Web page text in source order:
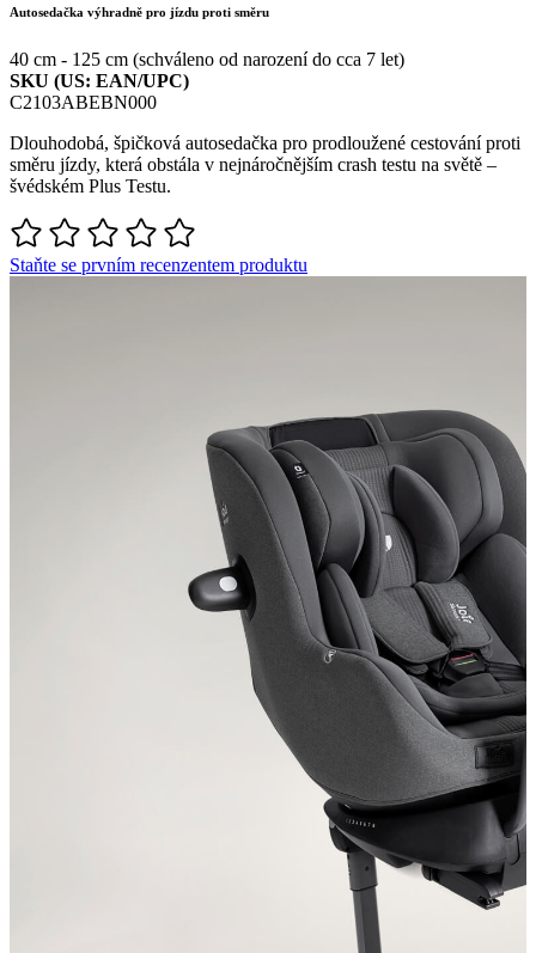
Autosedačka výhradně pro jízdu proti směru
40 cm - 125 cm (schváleno od narození do cca 7 let)
SKU (US: EAN/UPC)
C2103ABEBN000
Dlouhodobá, špičková autosedačka pro prodloužené cestování proti
směru jízdy, která obstála v nejnáročnějším crash testu na světě –
švédském Plus Testu.
Staňte se prvním recenzentem produktu